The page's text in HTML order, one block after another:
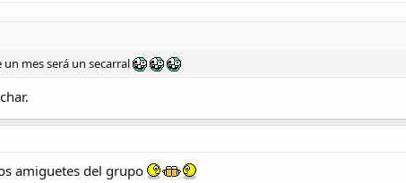
mes será un secarral
amiguetes del grupo